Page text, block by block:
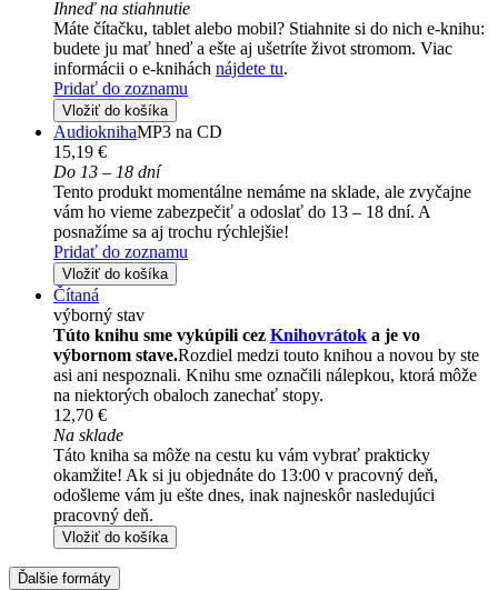
Ihneď na stiahnutie
Máte čítačku, tablet alebo mobil? Stiahnite si do nich e-knihu:
budete ju mať hneď a ešte aj ušetríte život stromom. Viac
informácii o e-knihách nájdete tu.
Pridať do zoznamu
Vložiť do košíka
AudioknihaMP3 na CD
15,19 €
Do 13 – 18 dní
Tento produkt momentálne nemáme na sklade, ale zvyčajne
vám ho vieme zabezpečiť a odoslať do 13 – 18 dní. A
posnažíme sa aj trochu rýchlejšie!
Pridať do zoznamu
Vložiť do košíka
Čítaná
výborný stav
Túto knihu sme vykúpili cez Knihovrátok a je vo
výbornom stave.Rozdiel medzi touto knihou a novou by ste
asi ani nespoznali. Knihu sme označili nálepkou, ktorá môže
na niektorých obaloch zanechať stopy.
12,70 €
Na sklade
Táto kniha sa môže na cestu ku vám vybrať prakticky
okamžite! Ak si ju objednáte do 13:00 v pracovný deň,
odošleme vám ju ešte dnes, inak najneskôr nasledujúci
pracovný deň.
Vložiť do košíka
Ďalšie formáty